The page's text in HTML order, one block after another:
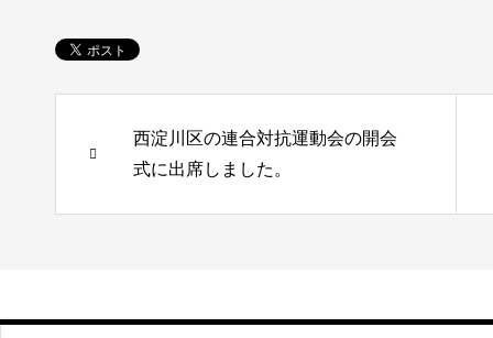
西淀川区の連合対抗運動会の開会
式に出席しました。